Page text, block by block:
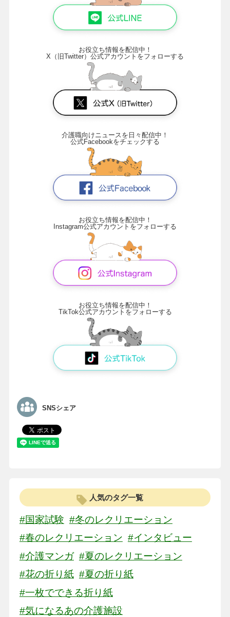
お役立ち情報を配信中！
X（旧Twitter）公式アカウントをフォローする
介護職向けニュースを日々配信中！
公式Facebookをチェックする
お役立ち情報を配信中！
Instagram公式アカウントをフォローする
お役立ち情報を配信中！
TikTok公式アカウントをフォローする
SNSシェア
人気のタグ一覧
#国家試験 #冬のレクリエーション
#春のレクリエーション #インタビュー
#介護マンガ #夏のレクリエーション
#花の折り紙 #夏の折り紙
#一枚でできる折り紙
#気になるあの介護施設